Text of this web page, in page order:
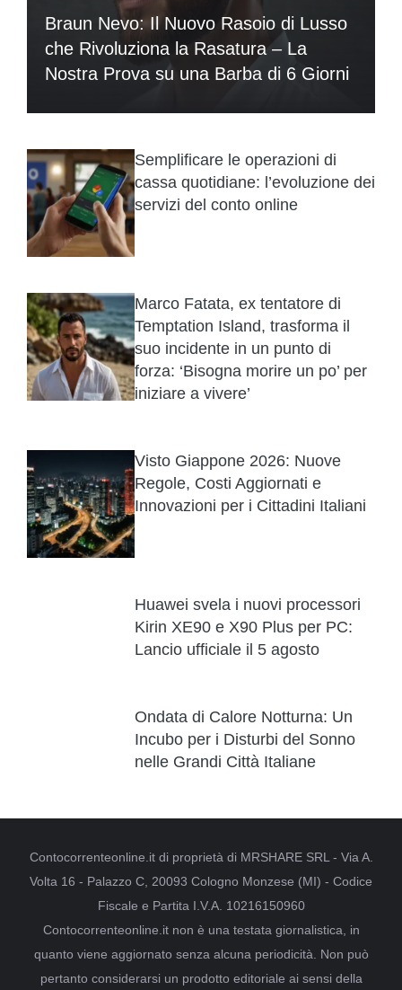
Braun Nevo: Il Nuovo Rasoio di Lusso
che Rivoluziona la Rasatura – La
Nostra Prova su una Barba di 6 Giorni
Semplificare le operazioni di
cassa quotidiane: l’evoluzione dei
servizi del conto online
Marco Fatata, ex tentatore di
Temptation Island, trasforma il
suo incidente in un punto di
forza: ‘Bisogna morire un po’ per
iniziare a vivere’
Visto Giappone 2026: Nuove
Regole, Costi Aggiornati e
Innovazioni per i Cittadini Italiani
Huawei svela i nuovi processori
Kirin XE90 e X90 Plus per PC:
Lancio ufficiale il 5 agosto
Ondata di Calore Notturna: Un
Incubo per i Disturbi del Sonno
nelle Grandi Città Italiane
Contocorrenteonline.it di proprietà di MRSHARE SRL - Via A.
Volta 16 - Palazzo C, 20093 Cologno Monzese (MI) - Codice
Fiscale e Partita I.V.A. 10216150960
Contocorrenteonline.it non è una testata giornalistica, in
quanto viene aggiornato senza alcuna periodicità. Non può
pertanto considerarsi un prodotto editoriale ai sensi della